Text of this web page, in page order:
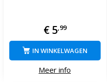
€ 5 99
Meer info
IN WINKELWAGEN